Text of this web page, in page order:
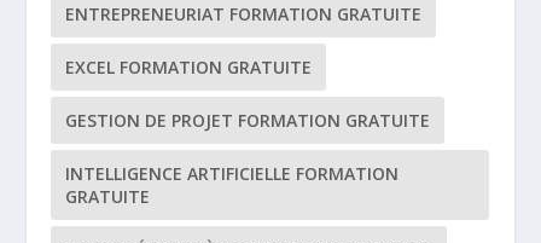
ENTREPRENEURIAT FORMATION GRATUITE
EXCEL FORMATION GRATUITE
GESTION DE PROJET FORMATION GRATUITE
INTELLIGENCE ARTIFICIELLE FORMATION
GRATUITE